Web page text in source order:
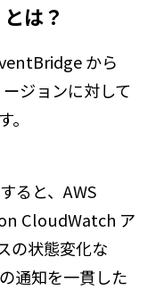
は？
から
ジョンに対して
ると、AWS
CloudWatch ア
の状態変化な
通知を一貫した